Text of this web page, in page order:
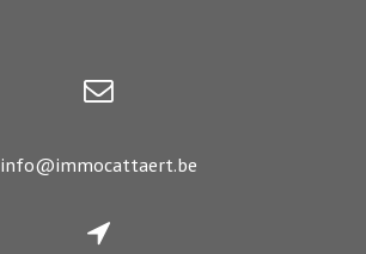
info@immocattaert.be